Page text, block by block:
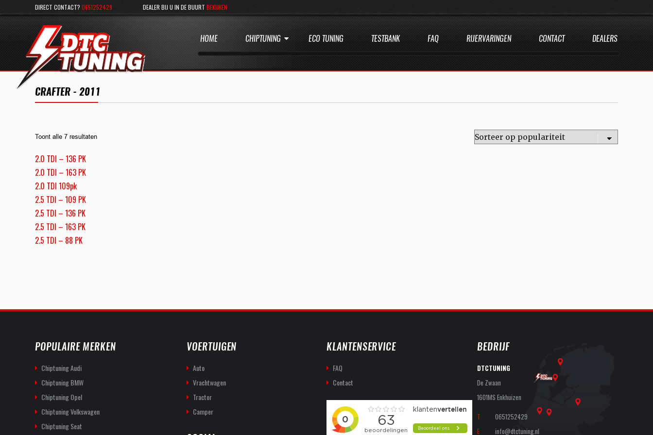
DIRECT CONTACT? 0651252429 DEALER BIJ U IN DE BUURT BEKIJKEN
HOME CHIPTUNING ECO TUNING TESTBANK FAQ RIJERVARINGEN CONTACT DEALERS
CRAFTER - 2011
Toont alle 7 resultaten
2.0 TDI – 136 PK
2.0 TDI – 163 PK
2.0 TDI 109pk
2.5 TDI – 109 PK
2.5 TDI – 136 PK
2.5 TDI – 163 PK
2.5 TDI – 88 PK
POPULAIRE MERKEN
Chiptuning Audi
Chiptuning BMW
Chiptuning Opel
Chiptuning Volkswagen
Chiptuning Seat
VOERTUIGEN
Auto
Vrachtwagen
Tractor
Camper
KLANTENSERVICE
FAQ
Contact
BEDRIJF
DTCTUNING
De Zwaan
1601MS Enkhuizen
T
0651252429
E
info@dtctuning.nl